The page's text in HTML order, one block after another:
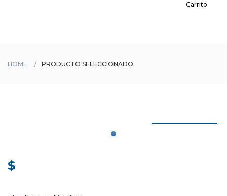
Carrito
HOME PRODUCTO SELECCIONADO
$